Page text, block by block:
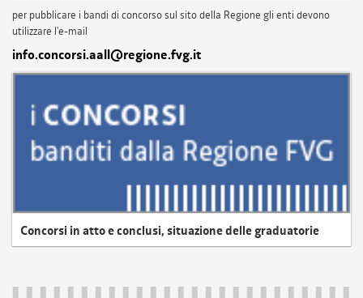
per pubblicare i bandi di concorso sul sito della Regione gli enti devono
utilizzare l'e-mail
info.concorsi.aall@regione.fvg.it
Concorsi in atto e conclusi, situazione delle graduatorie